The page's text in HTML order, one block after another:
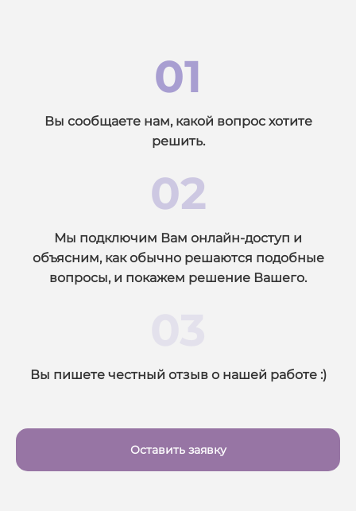
01
Вы сообщаете нам, какой вопрос хотите
решить.
02
Мы подключим Вам онлайн-доступ и
объясним, как обычно решаются подобные
вопросы, и покажем решение Вашего.
Вы пишете честный отзыв о нашей работе:)
Оставить заявку